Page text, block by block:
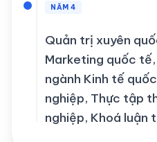
NĂM 4
Quản trị xuyên
Marketing quốc
ngành Kinh tế
nghiệp, Thực tập
nghiệp, Khoá luận